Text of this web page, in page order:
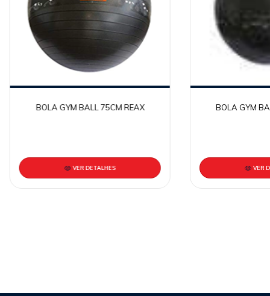
BOLA GYM BALL 75CM REAX
VER DETALHES
BOLA GYM
VER